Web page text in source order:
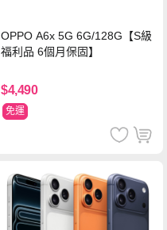
OPPO A6x 5G 6G/128G【S級
福利品 6個月保固】
$4,490
免運